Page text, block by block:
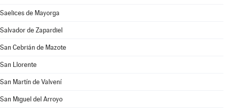
Saelices de Mayorga
Salvador de Zapardiel
San Cebrián de Mazote
San Llorente
San Martín de Valvení
San Miguel del Arroyo